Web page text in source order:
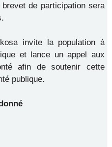
de participation sera
invite la population à
et lance un appel aux
afin de soutenir cette
publique.